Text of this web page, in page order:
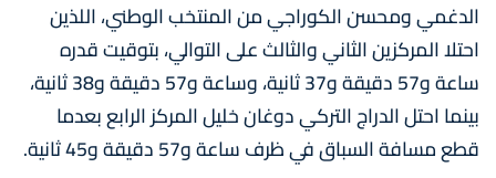
الدغمي ومحسن الكوراجي من المنتخب الوطني، اللذين
احتلا المركزين الثاني والثالث على التوالي، بتوقيت قدره
ساعة و57 دقيقة و37 ثانية، وساعة و57 دقيقة و38 ثانية،
بينما احتل الدراج التركي دوغان خليل المركز الرابع بعدما
قطع مسافة السباق في ظرف ساعة و57 دقيقة و45 ثانية.